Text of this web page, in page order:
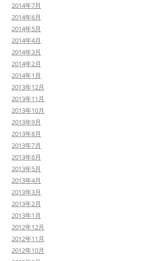
2014年7月
2014年6月
2014年5月
2014年4月
2014年3月
2014年2月
2014年1月
2013年12月
2013年11月
2013年10月
2013年9月
2013年8月
2013年7月
2013年6月
2013年5月
2013年4月
2013年3月
2013年2月
2013年1月
2012年12月
2012年11月
2012年10月